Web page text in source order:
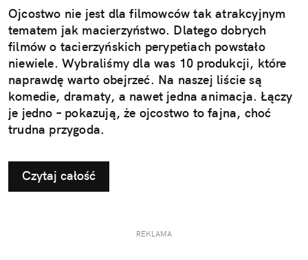
Ojcostwo nie jest dla filmowców tak atrakcyjnym
tematem jak macierzyństwo. Dlatego dobrych
filmów o tacierzyńskich perypetiach powstało
niewiele. Wybraliśmy dla was 10 produkcji, które
naprawdę warto obejrzeć. Na naszej liście są
komedie, dramaty, a nawet jedna animacja. Łączy
je jedno – pokazują, że ojcostwo to fajna, choć
trudna przygoda.
Czytaj całość
REKLAMA